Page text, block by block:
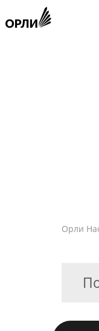
Орли